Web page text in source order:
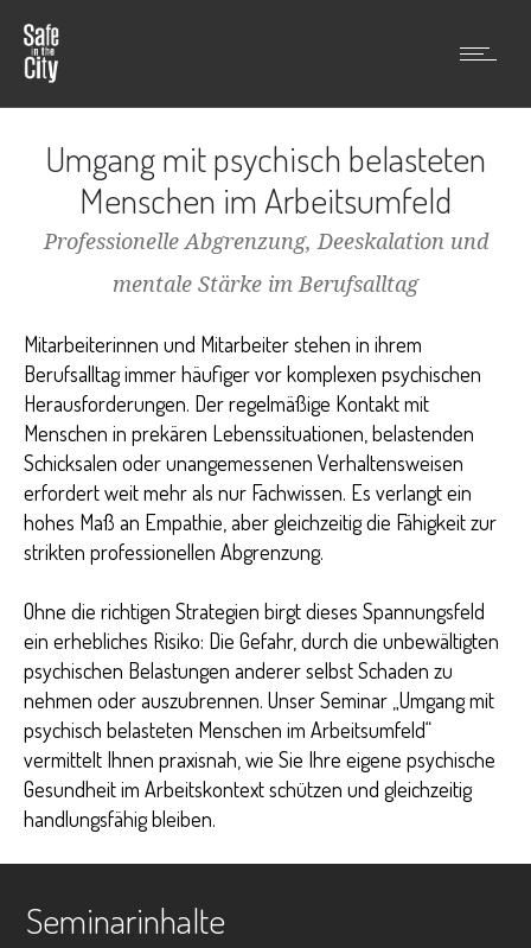
Umgang mit psychisch belasteten
Menschen im Arbeitsumfeld
Professionelle Abgrenzung, Deeskalation und
mentale Stärke im Berufsalltag
Mitarbeiterinnen und Mitarbeiter stehen in ihrem
Berufsalltag immer häufiger vor komplexen psychischen
Herausforderungen. Der regelmäßige Kontakt mit
Menschen in prekären Lebenssituationen, belastenden
Schicksalen oder unangemessenen Verhaltensweisen
erfordert weit mehr als nur Fachwissen. Es verlangt ein
hohes Maß an Empathie, aber gleichzeitig die Fähigkeit zur
strikten professionellen Abgrenzung.
Ohne die richtigen Strategien birgt dieses Spannungsfeld
ein erhebliches Risiko: Die Gefahr, durch die unbewältigten
psychischen Belastungen anderer selbst Schaden zu
nehmen oder auszubrennen. Unser Seminar „Umgang mit
psychisch belasteten Menschen im Arbeitsumfeld“
vermittelt Ihnen praxisnah, wie Sie Ihre eigene psychische
Gesundheit im Arbeitskontext schützen und gleichzeitig
handlungsfähig bleiben.
Seminarinhalte